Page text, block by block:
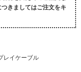
きましてはご注文をキ
レイケーブル